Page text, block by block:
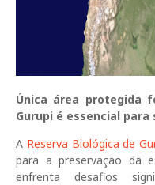
Única área protegida
Gurupi é essencial
A Reserva Biológica de
para a preservação da
enfrenta desafios